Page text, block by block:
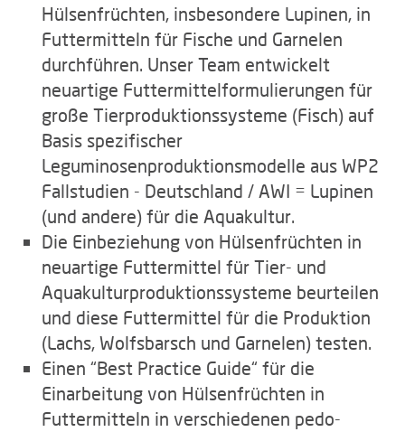
Hülsenfrüchten, insbesondere Lupinen, in
Futtermitteln für Fische und Garnelen
durchführen. Unser Team entwickelt
neuartige Futtermittelformulierungen für
große Tierproduktionssysteme (Fisch) auf
Basis spezifischer
Leguminosenproduktionsmodelle aus WP2
Fallstudien - Deutschland / AWI = Lupinen
(und andere) für die Aquakultur.
Die Einbeziehung von Hülsenfrüchten in
neuartige Futtermittel für Tier- und
Aquakulturproduktionssysteme beurteilen
und diese Futtermittel für die Produktion
(Lachs, Wolfsbarsch und Garnelen) testen.
Einen “Best Practice Guide“ für die
Einarbeitung von Hülsenfrüchten in
Futtermitteln in verschiedenen pedo-